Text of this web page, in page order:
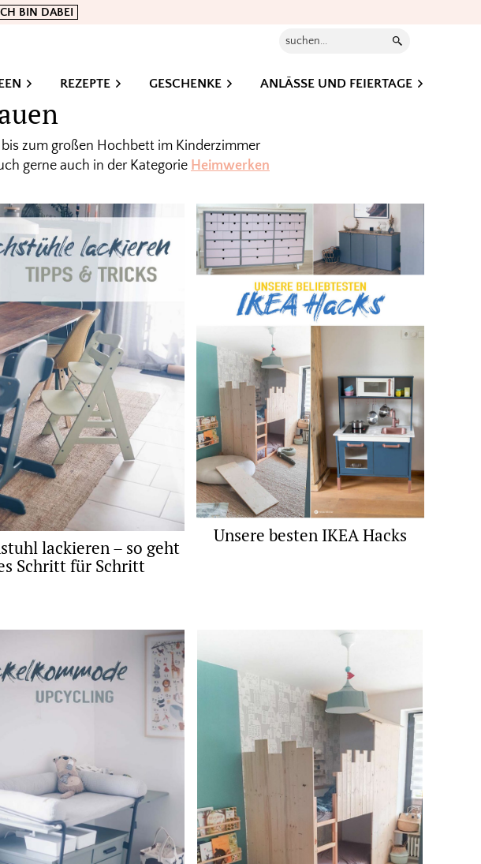
BIN DABEI
Suchen...
REZEPTE GESCHENKE ANLÄSSE UND FEIERTAGE
zum großen Hochbett im Kinderzimmer
gerne auch in der Kategorie Heimwerken
lackieren – so geht
Schritt für Schritt
Unsere besten IKEA Hacks